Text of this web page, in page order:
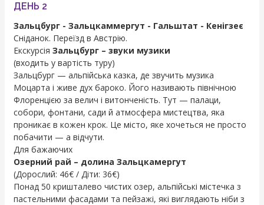
ДЕНЬ 2
Зальцбург - Зальцкаммергут - Гальштат - Кенігзеє
Сніданок. Переїзд в Австрію.
Екскурсія Зальцбург – звуки музики
(входить у вартість туру)
Зальцбург — альпійська казка, де звучить музика
Моцарта і живе дух бароко. Його називають північною
Флоренцією за велич і витонченість. Тут — палаци,
собори, фонтани, сади й атмосфера мистецтва, яка
проникає в кожен крок. Це місто, яке хочеться не просто
побачити — а відчути.
Для бажаючих
Озерний рай – долина Зальцкамергут
(Дорослий: 46€ / Діти: 36€)
Понад 50 кришталево чистих озер, альпійські містечка з
пастельними фасадами та пейзажі, які виглядають ніби з